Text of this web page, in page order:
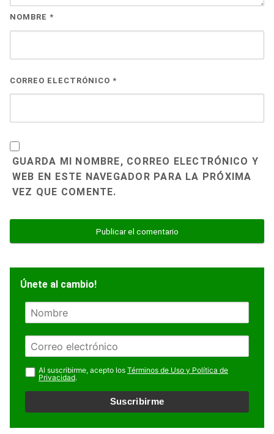
NOMBRE *
CORREO ELECTRÓNICO *
GUARDA MI NOMBRE, CORREO ELECTRÓNICO Y
WEB EN ESTE NAVEGADOR PARA LA PRÓXIMA
VEZ QUE COMENTE.
Únete al cambio!
N
m
r
e
E
m
a
i
l
Al suscribirme, acepto los Términos de Uso y Política de
Privacidad.
Suscribirme